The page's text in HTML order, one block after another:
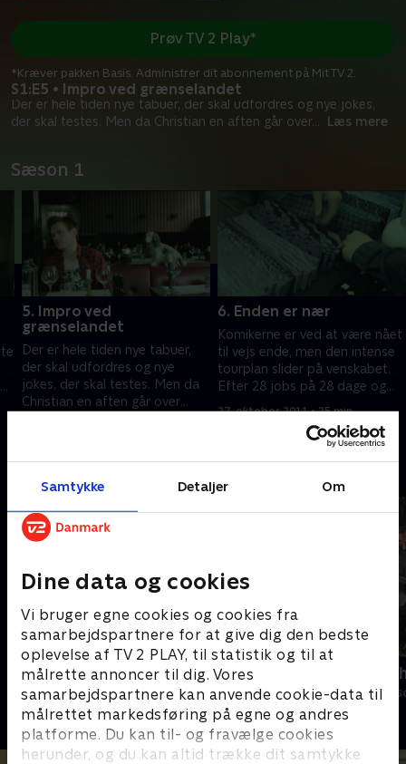
Samtykke Detaljer Om
Dine data og cookies
Vi bruger egne cookies og cookies fra
samarbejdspartnere for at give dig den bedste
oplevelse af TV 2 PLAY, til statistik og til at
målrette annoncer til dig. Vores
samarbejdspartnere kan anvende cookie-data til
målrettet markedsføring på egne og andres
platforme. Du kan til- og fravælge cookies
herunder, og du kan altid trække dit samtykke
S1:E5 • Impro ved grænselandet
Der er hele tiden nye tabuer, der skal udfordres og nye jokes,
der skal testes. Men da Christian en aften går over... Læs mere
Prøv TV 2 Play*
*Kræver pakken Basis. Administrer dit abonnement på Mit TV 2.
Sæson 1
5. Impro ved
grænselandet
Der er hele tiden nye tabuer,
der skal udfordres og nye
jokes, der skal testes. Men da
Christian en aften går over
scenen
6. Enden er nær
Komikerne er ved at være nået
til vejs ende, men den intense
tourplan slider på venskabet.
Efter 28 jobs på 28 dage og
tømmermænd og manglende
27. oktober 2011 • 25 min
Nørgaards netfix
Comedy • 2 sæsoner
Comedy
Comedy • 1